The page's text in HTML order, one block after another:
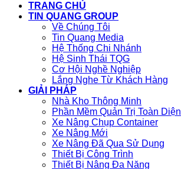
TRANG CHỦ
TIN QUANG GROUP
Về Chúng Tôi
Tin Quang Media
Hệ Thống Chi Nhánh
Hệ Sinh Thái TQG
Cơ Hội Nghề Nghiệp
Lắng Nghe Từ Khách Hàng
GIẢI PHÁP
Nhà Kho Thông Minh
Phần Mềm Quản Trị Toàn Diện
Xe Nâng Chụp Container
Xe Nâng Mới
Xe Nâng Đã Qua Sử Dụng
Thiết Bị Công Trình
Thiết Bị Nâng Đa Năng